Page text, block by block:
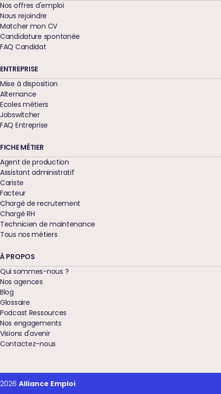
pour garantir son bon fonctionnement,
techniques, et améliorer votre
d’informations et/ou pour
sur le bouton "Je choisis".
de page.
Nos offres d'emploi
Nous rejoindre
Matcher mon CV
Candidature spontanée
FAQ Candidat
ENTREPRISE
Mise à disposition
Alternance
Ecoles métiers
Jobswitcher
FAQ Entreprise
FICHE MÉTIER
Agent de production
Assistant administratif
Cariste
Facteur
Chargé de recrutement
Chargé RH
Technicien de maintenance
Tous nos métiers
À PROPOS
Qui sommes-nous ?
Nos agences
Blog
Glossaire
Podcast Ressources
Nos engagements
Visions d'avenir
Contactez-nous
2026 Alliance Emploi